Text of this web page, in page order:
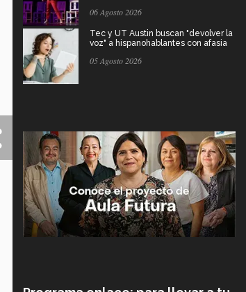
06 Agosto 2026
Tec y UT Austin buscan "devolver la
voz" a hispanohablantes con afasia
05 Agosto 2026